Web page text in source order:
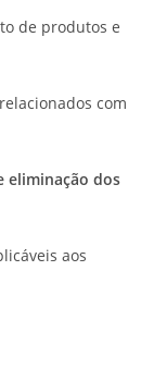
de produtos e
com
eliminação dos
​​aos